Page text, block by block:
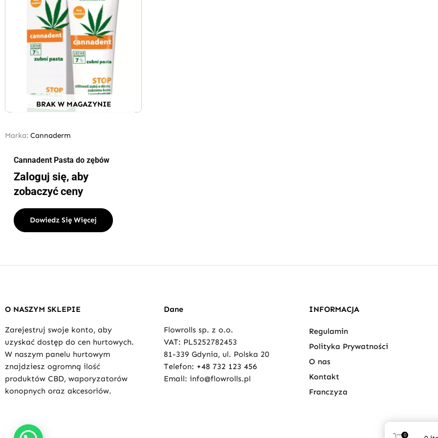
BRAK W MAGAZYNIE
Marka: Cannaderm
Cannadent Pasta do zębów
Zaloguj się, aby
zobaczyć ceny
Dowiedz Się Więcej
O NASZYM SKLEPIE
Zarejestruj swoje konto, aby
uzyskać dostęp do cen hurtowych.
W naszym panelu hurtowym
znajdziesz ogromną ilość
produktów CBD, waporyzatorów
konopnych oraz akcesoriów.
Dane
Flowrolls sp. z o.o.
VAT: PL5252782453
81-339 Gdynia, ul. Polska 20
Telefon: +48 732 123 456
Email: info@flowrolls.pl
INFORMACJA
Regulamin
Polityka Prywatności
O nas
Kontakt
Franczyza
0